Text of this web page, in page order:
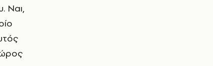
Ναι,